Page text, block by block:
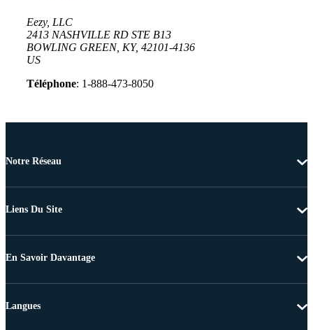
Eezy, LLC
2413 NASHVILLE RD STE B13
BOWLING GREEN, KY, 42101-4136
US
Téléphone: 1-888-473-8050
Notre Réseau
Liens Du Site
En Savoir Davantage
Langues